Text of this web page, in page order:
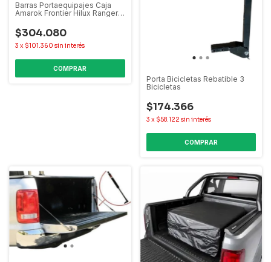
Barras Portaequipajes Caja
Amarok Frontier Hilux Ranger
$304.080
3 x $101.360 sin interés
COMPRAR
Porta Bicicletas Rebatible 3
Bicicletas
$174.366
3 x $58.122 sin interés